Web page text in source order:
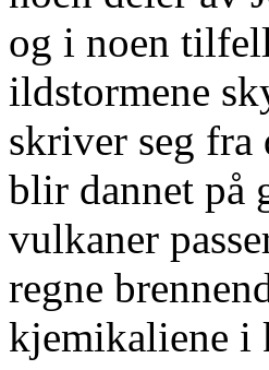
og i noen
ildstormene
skriver seg fra
blir dannet på
vulkaner
regne
kjemikaliene i